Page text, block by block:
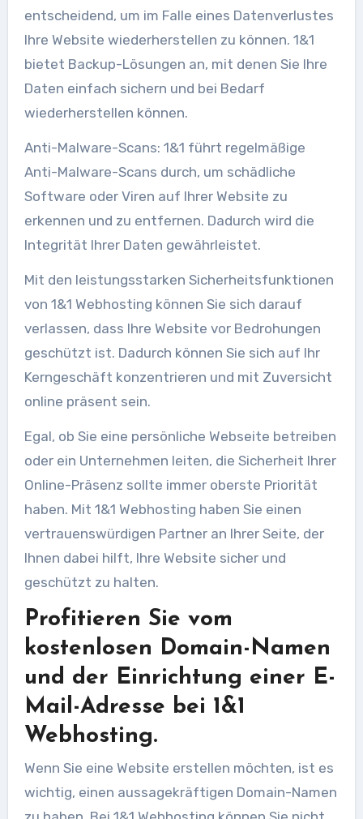
entscheidend, um im Falle eines Datenverlustes
Ihre Website wiederherstellen zu können. 1&1
bietet Backup-Lösungen an, mit denen Sie Ihre
Daten einfach sichern und bei Bedarf
wiederherstellen können.
Anti-Malware-Scans: 1&1 führt regelmäßige
Anti-Malware-Scans durch, um schädliche
Software oder Viren auf Ihrer Website zu
erkennen und zu entfernen. Dadurch wird die
Integrität Ihrer Daten gewährleistet.
Mit den leistungsstarken Sicherheitsfunktionen
von 1&1 Webhosting können Sie sich darauf
verlassen, dass Ihre Website vor Bedrohungen
geschützt ist. Dadurch können Sie sich auf Ihr
Kerngeschäft konzentrieren und mit Zuversicht
online präsent sein.
Egal, ob Sie eine persönliche Webseite betreiben
oder ein Unternehmen leiten, die Sicherheit Ihrer
Online-Präsenz sollte immer oberste Priorität
haben. Mit 1&1 Webhosting haben Sie einen
vertrauenswürdigen Partner an Ihrer Seite, der
Ihnen dabei hilft, Ihre Website sicher und
geschützt zu halten.
Profitieren Sie vom
kostenlosen Domain-Namen
und der Einrichtung einer E-
Mail-Adresse bei 1&1
Webhosting.
Wenn Sie eine Website erstellen möchten, ist es
wichtig, einen aussagekräftigen Domain-Namen